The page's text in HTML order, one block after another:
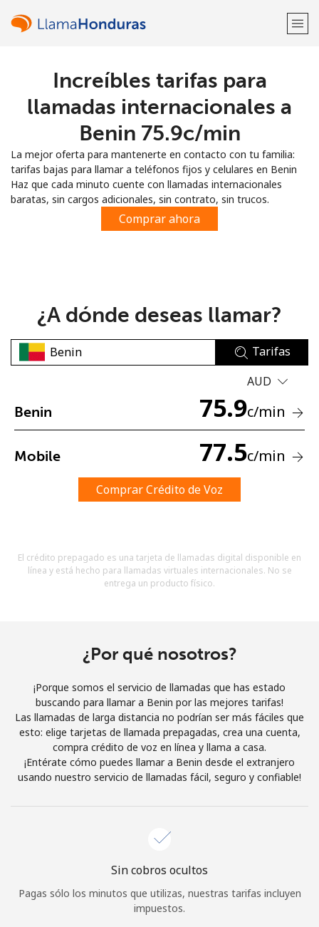
¡Bienvenido!
Regístrate con
No se ha creado una contraseña
Mínimo 8 caracteres
Un caracter especial
Al abrir una cuenta en este sitio web, estoy de acuerdo con
Términos y condiciones.
Únete
¡Hola!
Increíbles tarifas para
llamadas internacionales a
Benin ⁦75.9c⁩/min
La mejor oferta para mantenerte en contacto con tu familia:
tarifas bajas para llamar a teléfonos fijos y celulares en Benin
Haz que cada minuto cuente con llamadas internacionales
baratas, sin cargos adicionales, sin contrato, sin trucos.
Comprar ahora
¿A dónde deseas llamar?
Tarifas
AUD
Benin 75.9c/min
Mobile 77.5c/min
Comprar Crédito de Voz
El crédito prepagado es una tarjeta de llamadas digital disponible en
línea y está hecho para llamadas virtuales internacionales. No se
entrega un producto físico.
¿Por qué nosotros?
¡Porque somos el servicio de llamadas que has estado
buscando para llamar a Benin por las mejores tarifas!
Las llamadas de larga distancia no podrían ser más fáciles que
esto: elige tarjetas de llamada prepagadas, crea una cuenta,
compra crédito de voz en línea y llama a casa.
¡Entérate cómo puedes llamar a Benin desde el extranjero
usando nuestro servicio de llamadas fácil, seguro y confiable!
Sin cobros ocultos
Pagas sólo los minutos que utilizas, nuestras tarifas incluyen
impuestos.